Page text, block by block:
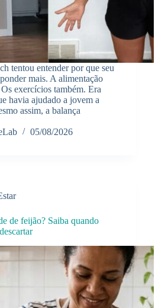
tentou entender por que seu
mais. A alimentação
exercícios também. Era
havia ajudado a jovem a
assim, a balança
05/08/2026
de feijão? Saiba quando